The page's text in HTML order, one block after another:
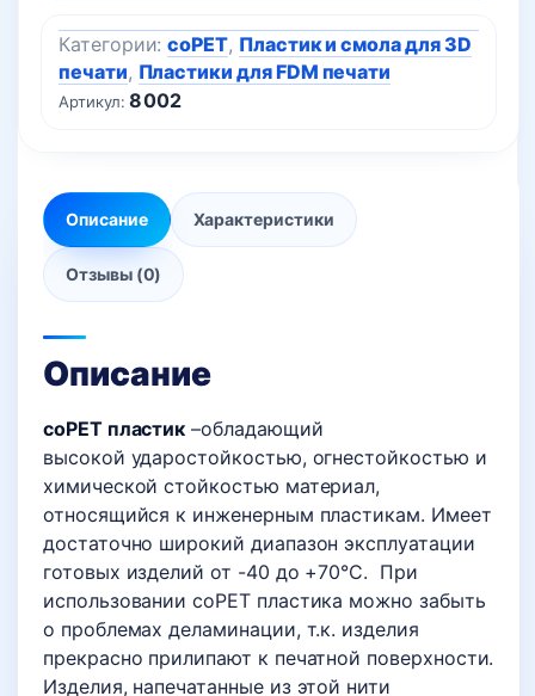
Артикул:8002
Категории:coPET, Пластик и смола для 3D
печати, Пластики для FDM печати
Описание Характеристики
Отзывы (0)
Описание
coPET пластик –обладающий
высокой ударостойкостью, огнестойкостью и
химической стойкостью материал,
относящийся к инженерным пластикам. Имеет
достаточно широкий диапазон эксплуатации
готовых изделий от -40 до +70°С. При
использовании coPET пластика можно забыть
о проблемах деламинации, т.к. изделия
прекрасно прилипают к печатной поверхности.
Изделия, напечатанные из этой нити